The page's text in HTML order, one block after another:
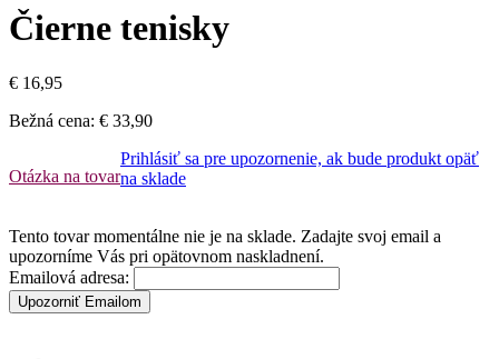
Čierne tenisky
€ 16,95
Bežná cena: € 33,90
Otázka na tovar
Prihlásiť sa pre upozornenie, ak bude produkt opäť
na sklade
Tento tovar momentálne nie je na sklade. Zadajte svoj email a
upozorníme Vás pri opätovnom naskladnení.
Emailová adresa:
Upozorniť Emailom